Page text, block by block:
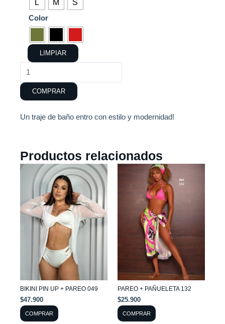
L M S
Color
LIMPIAR
ESTRELLA
cantidad
COMPRAR
Un traje de baño entro con estilo y modernidad!
Productos relacionados
BIKINI PIN UP + PAREO 049
$47.900
COMPRAR
Este
producto
tiene
múltiples
variantes.
opciones
pueden
elegir
en
la
PAREO + PAÑUELETA 132
$25.900
COMPRAR
múltiples
variantes.
opciones
pueden
elegir
en
la